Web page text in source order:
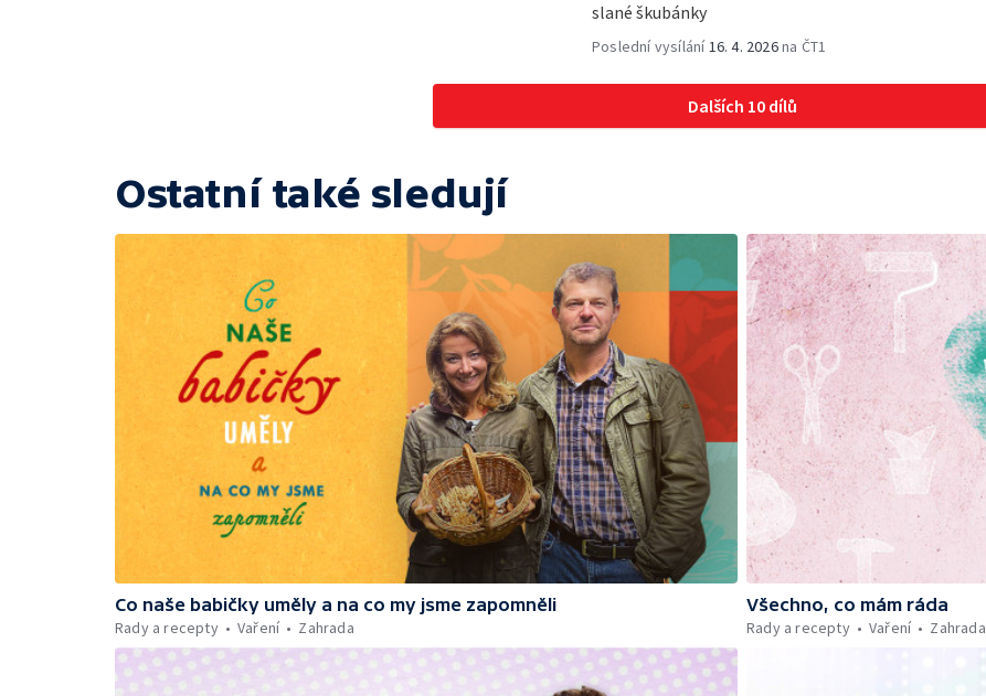
slané škubánky
Poslední vysílání16. 4. 2026na ČT1
Dalších 10 dílů
Ostatní také sledují
Co naše babičky uměly a na co my jsme zapomněli
Rady a recepty
Vaření Zahrada
Všechno, co mám ráda
Rady a recepty
Vaření Zahrada